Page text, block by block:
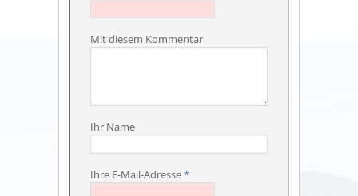
Mit diesem Kommentar
Ihr Name
Ihre E-Mail-Adresse*